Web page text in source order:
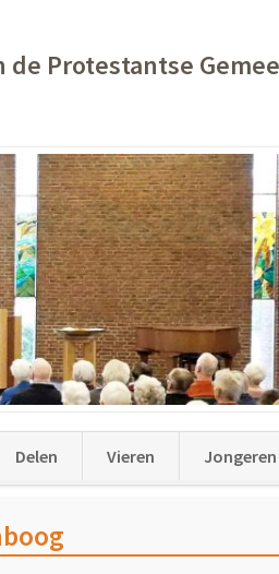
Protestantse
Delen Vieren
Jongeren